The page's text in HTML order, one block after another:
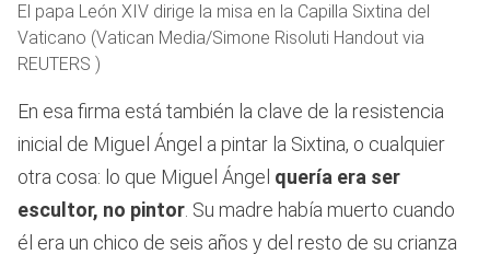
El papa León XIV dirige la misa en la Capilla Sixtina del
Vaticano (Vatican Media/Simone Risoluti ­Handout via
REUTERS )
En esa firma está también la clave de la resistencia
inicial de Miguel Ángel a pintar la Sixtina, o cualquier
otra cosa: lo que Miguel Ángel quería era ser
escultor, no pintor . Su madre había muerto cuando
él era un chico de seis años y del resto de su crianza